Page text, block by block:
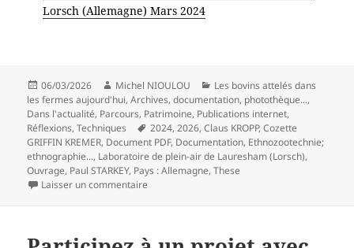
Lorsch (Allemagne) Mars 2024
Publié
le
06/03/2026 Auteur
Michel NIOULOU Catégories
Les bovins attelés dans
les fermes aujourd'hui,Archives, documentation, photothèque...,
Dans l'actualité, Parcours, Patrimoine, Publications internet,
Réflexions,Techniques
Mots-
clés
2024,2026,Claus KROPP,Cozette
GRIFFIN KREMER, Document PDF, Documentation, Ethnozootechnie;
ethnographie..., Laboratoire de plein-air de Lauresham (Lorsch),
Ouvrage, Paul STARKEY, Pays : Allemagne,These
Laisser un commentaire